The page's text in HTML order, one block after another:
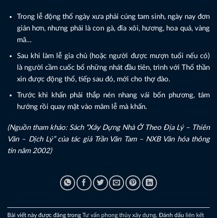
Trong lễ động thổ ngày xưa phải cúng tam sinh, ngày nay đơn
giản hơn, nhưng phải là con gà, đĩa xôi, hương, hoa quả, vàng
mã…
Sau khi làm lễ gia chủ (hoặc người được mượn tuổi nếu có)
là người cầm cuốc bổ những nhát đầu tiên, trình với Thổ thần
xin được động thổ, tiếp sau đó, mới cho thợ đào.
Trước khi khấn phải thắp nén nhang vái bốn phương, tám
hướng rồi quay mặt vào mâm lễ mà khấn.
(Nguồn tham khảo: Sách “Xây Dựng Nhà Ở Theo Địa Lý – Thiên
Văn – Dịch Lý” của tác giả Trần Văn Tam – NXB Văn hóa thông
tin năm 2002)
Bài viết này được đăng trong Tư vấn phong thủy xây dựng. Đánh dấu liên kết